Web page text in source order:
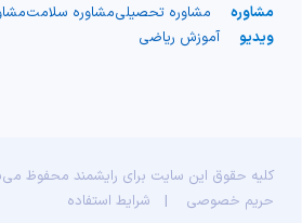
مشاوره
مشاوره تحصیلیمشاوره سلامت
ویدیو
آموزش ریاضی
کلیه حقوق این سایت برای رایشمند محفوظ می‌باشد. 1392
حریم خصوصی
| شرایط استفاده